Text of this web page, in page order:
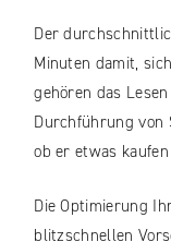
Der
Minuten damit,
gehören das
Durchführung von
ob er etwas
Die Optimierung
blitzschnellen